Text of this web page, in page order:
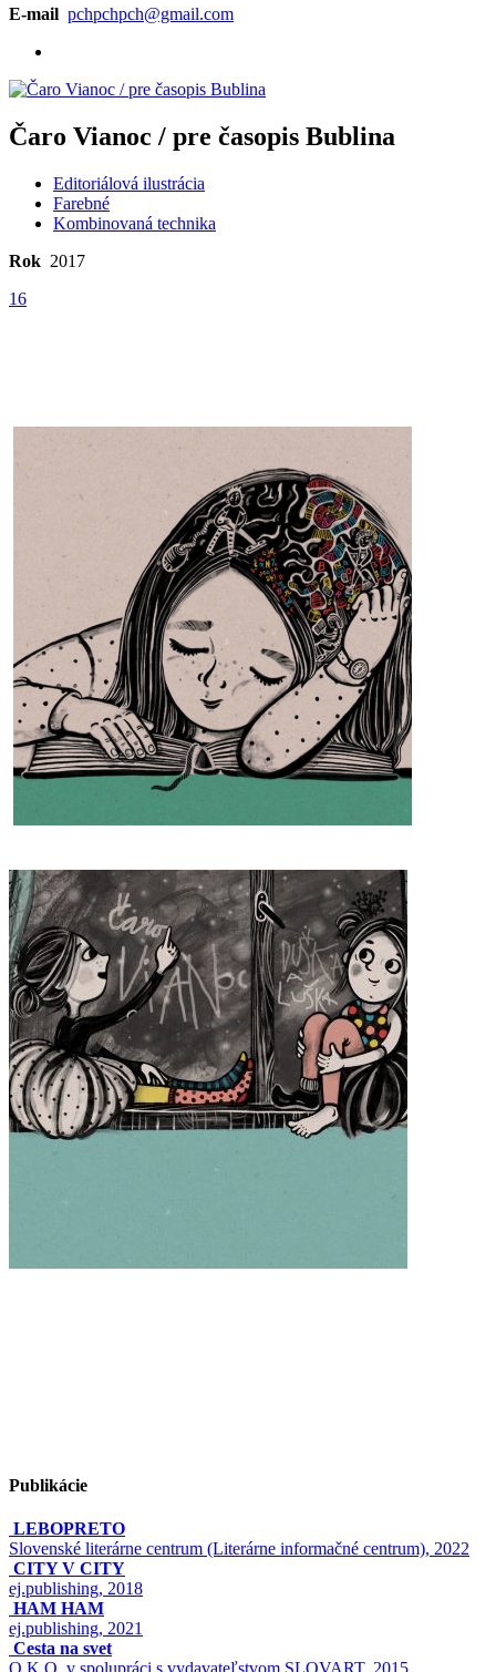
E-mail pchpchpch@gmail.com
Čaro Vianoc / pre časopis Bublina
Editoriálová ilustrácia
Farebné
Kombinovaná technika
Rok 2017
16
Publikácie
LEBOPRETO
Slovenské literárne centrum (Literárne informačné centrum), 2022
CITY V CITY
ej.publishing, 2018
HAM HAM
ej.publishing, 2021
Cesta na svet